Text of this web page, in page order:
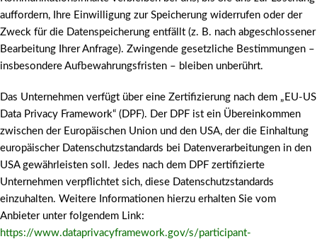
auffordern, Ihre Einwilligung zur Speicherung widerrufen oder der
Zweck für die Datenspeicherung entfällt (z. B. nach abgeschlossener
Bearbeitung Ihrer Anfrage). Zwingende gesetzliche Bestimmungen –
insbesondere Aufbewahrungsfristen – bleiben unberührt.
Das Unternehmen verfügt über eine Zertifizierung nach dem „EU-US
Data Privacy Framework“ (DPF). Der DPF ist ein Übereinkommen
zwischen der Europäischen Union und den USA, der die Einhaltung
europäischer Datenschutzstandards bei Datenverarbeitungen in den
USA gewährleisten soll. Jedes nach dem DPF zertifizierte
Unternehmen verpflichtet sich, diese Datenschutzstandards
einzuhalten. Weitere Informationen hierzu erhalten Sie vom
Anbieter unter folgendem Link:
https://www.dataprivacyframework.gov/s/participant-